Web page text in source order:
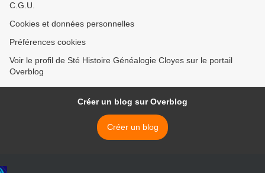
C.G.U.
Cookies et données personnelles
Préférences cookies
Voir le profil de Sté Histoire Généalogie Cloyes sur le portail
Overblog
Créer un blog sur Overblog
Créer un blog